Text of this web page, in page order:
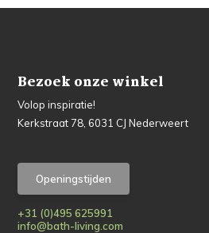
Bezoek onze winkel
Volop inspiratie!
Kerkstraat 78, 6031 CJ Nederweert
Openingstijden
+31 (0)495 625991
info@bath-living.com